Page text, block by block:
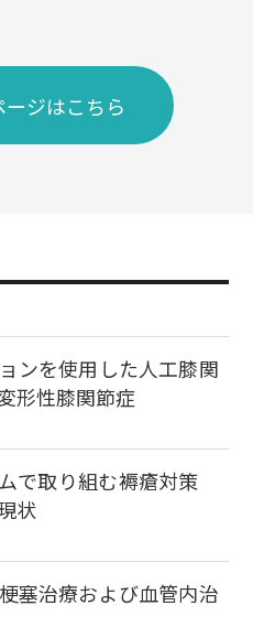
ジはこちら
ンを使用した人工膝関
形性膝関節症
で取り組む褥瘡対策
状
塞治療および血管内治